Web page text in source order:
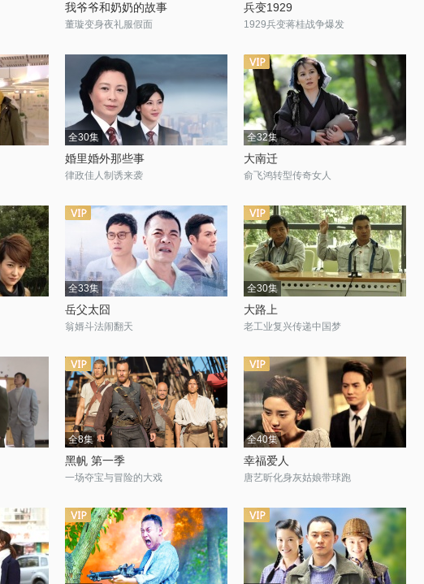
我爷爷和奶奶的故事
董璇变身夜礼服假面
兵变1929
1929兵变蒋桂战争爆发
全30集
婚里婚外那些事
律政佳人制诱来袭
全32集
大南迁
俞飞鸿转型传奇女人
全33集
岳父太囧
翁婿斗法闹翻天
全30集
大路上
老工业复兴传递中国梦
全8集
黑帆 第一季
一场夺宝与冒险的大戏
全40集
幸福爱人
唐艺昕化身灰姑娘带球跑